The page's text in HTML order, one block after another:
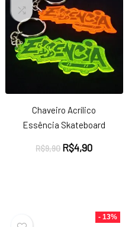
Chaveiro Acrílico
Essência Skateboard
R$9,90 O
R$4,90O
- 13%